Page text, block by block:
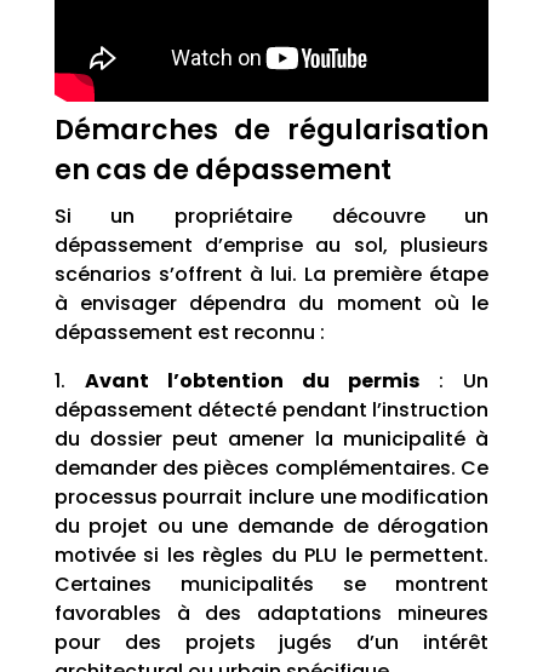
Démarches de régularisation
en cas de dépassement
Si un propriétaire découvre un
dépassement d’emprise au sol, plusieurs
scénarios s’offrent à lui. La première étape
à envisager dépendra du moment où le
dépassement est reconnu :
1. Avant l’obtention du permis : Un
dépassement détecté pendant l’instruction
du dossier peut amener la municipalité à
demander des pièces complémentaires. Ce
processus pourrait inclure une modification
du projet ou une demande de dérogation
motivée si les règles du PLU le permettent.
Certaines municipalités se montrent
favorables à des adaptations mineures
pour des projets jugés d’un intérêt